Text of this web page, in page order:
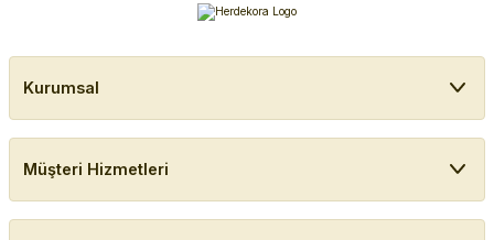
Kurumsal
Müşteri Hizmetleri